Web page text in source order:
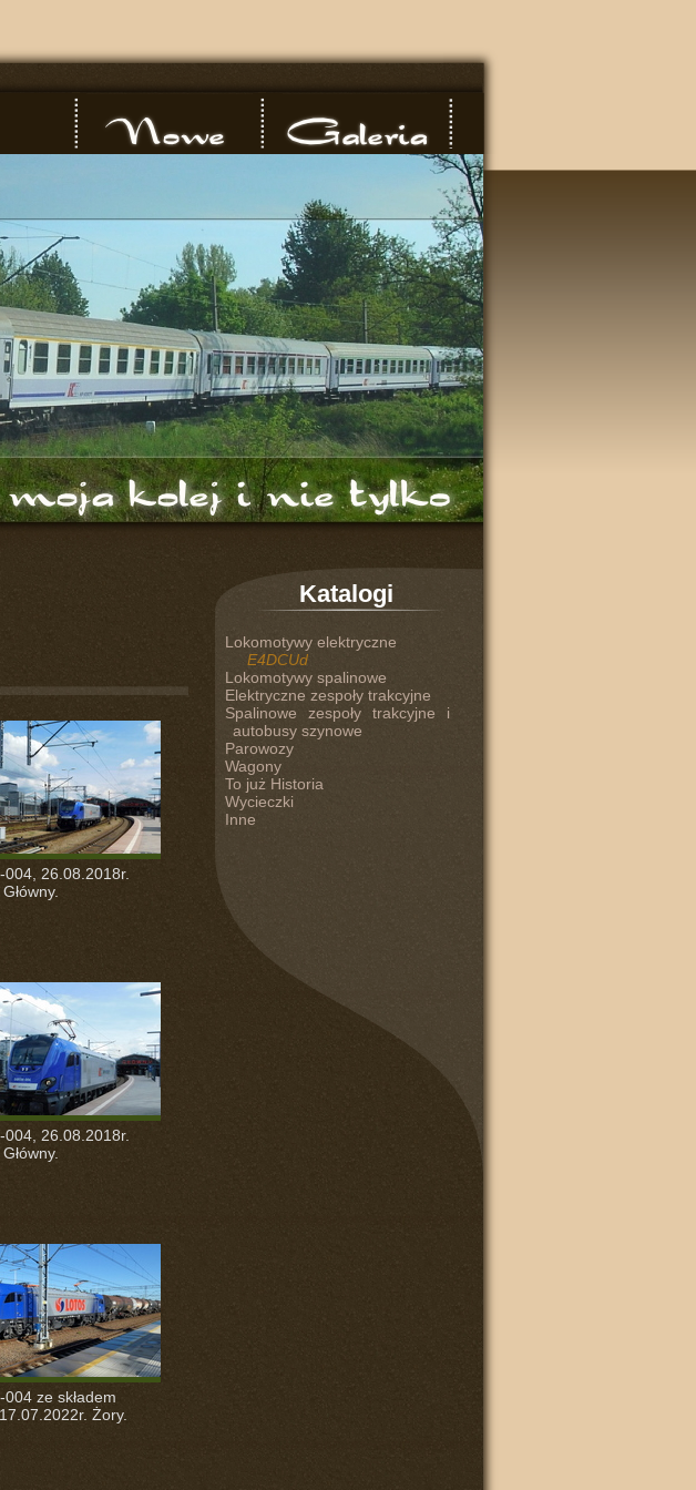
004, 26.08.2018r.
004, 26.08.2018r.
004 ze składem
Żory.
Katalogi
Lokomotywy elektryczne
E4DCUd
Lokomotywy spalinowe
Elektryczne zespoły trakcyjne
Spalinowe zespoły trakcyjne i
autobusy szynowe
Parowozy
Wagony
To już Historia
Wycieczki
Inne